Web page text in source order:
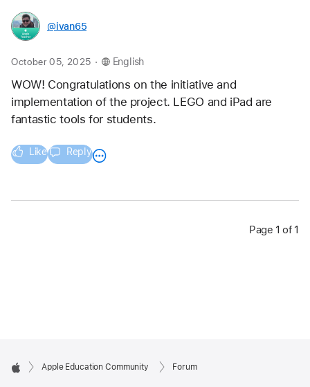
@ivan65
October 05, 2025 . English
WOW! Congratulations on the initiative and
implementation of the project. LEGO and iPad are
fantastic tools for students.
Like Reply
Page 1 of 1
Apple Education Community Forum